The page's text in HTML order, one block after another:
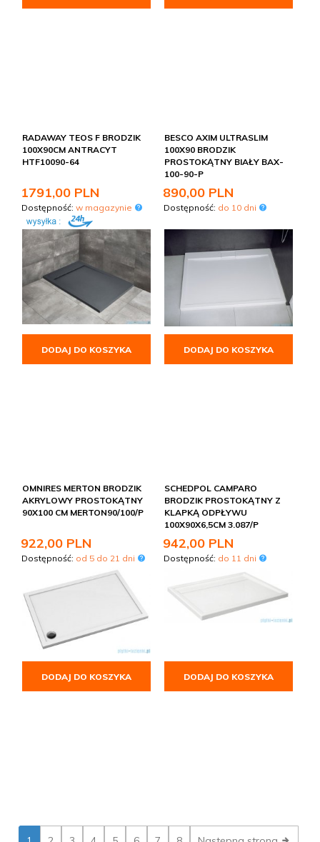
RADAWAY TEOS F BRODZIK
100X90CM ANTRACYT
HTF10090-64
1791,00 PLN
Dostępność: w magazynie
DODAJ DO KOSZYKA
BESCO AXIM ULTRASLIM
100X90 BRODZIK
PROSTOKĄTNY BIAŁY BAX-
100-90-P
890,00 PLN
Dostępność: do 10 dni
DODAJ DO KOSZYKA
OMNIRES MERTON BRODZIK
AKRYLOWY PROSTOKĄTNY
90X100 CM MERTON90/100/P
922,00 PLN
Dostępność: od 5 do 21 dni
DODAJ DO KOSZYKA
SCHEDPOL CAMPARO
BRODZIK PROSTOKĄTNY Z
KLAPKĄ ODPŁYWU
100X90X6,5CM 3.087/P
942,00 PLN
Dostępność: do 11 dni
DODAJ DO KOSZYKA